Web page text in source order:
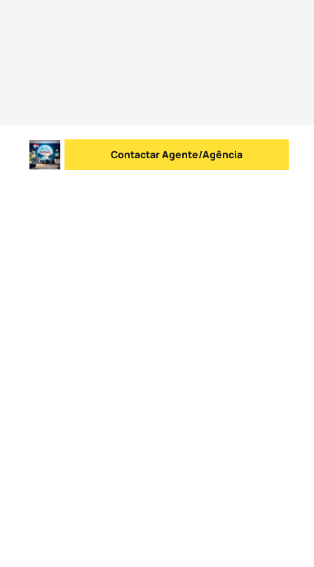
Enviar mensagem
Contactar Agente/Agência